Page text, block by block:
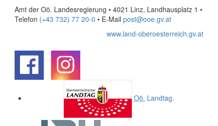
Amt der Oö. Landesregierung • 4021 Linz, Landhausplatz 1 •
Telefon (+43 732) 77 20-0 • E-Mail post@ooe.gv.at
www.land-oberoesterreich.gv.at
Oö. Landtag.